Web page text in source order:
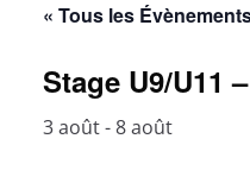
« Tous les
Stage U9/U11
3 août-8 août